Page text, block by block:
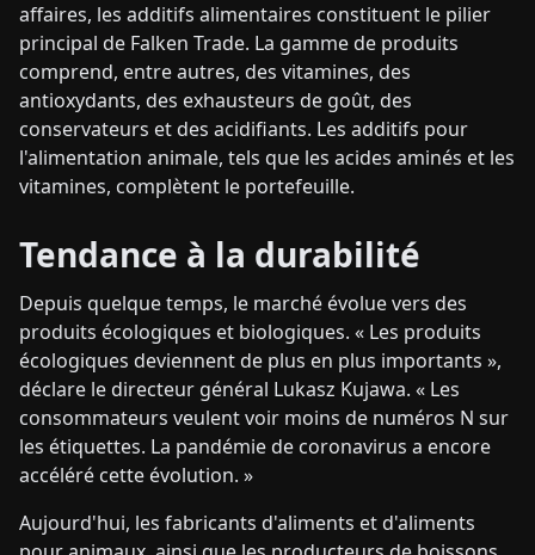
affaires, les additifs alimentaires constituent le pilier
principal de Falken Trade. La gamme de produits
comprend, entre autres, des vitamines, des
antioxydants, des exhausteurs de goût, des
conservateurs et des acidifiants. Les additifs pour
l'alimentation animale, tels que les acides aminés et les
vitamines, complètent le portefeuille.
Tendance à la durabilité
Depuis quelque temps, le marché évolue vers des
produits écologiques et biologiques. « Les produits
écologiques deviennent de plus en plus importants »,
déclare le directeur général Lukasz Kujawa. « Les
consommateurs veulent voir moins de numéros N sur
les étiquettes. La pandémie de coronavirus a encore
accéléré cette évolution. »
Aujourd'hui, les fabricants d'aliments et d'aliments